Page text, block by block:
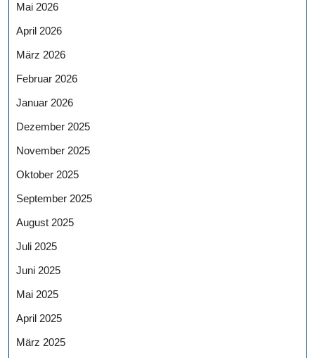
Mai 2026
April 2026
März 2026
Februar 2026
Januar 2026
Dezember 2025
November 2025
Oktober 2025
September 2025
August 2025
Juli 2025
Juni 2025
Mai 2025
April 2025
März 2025